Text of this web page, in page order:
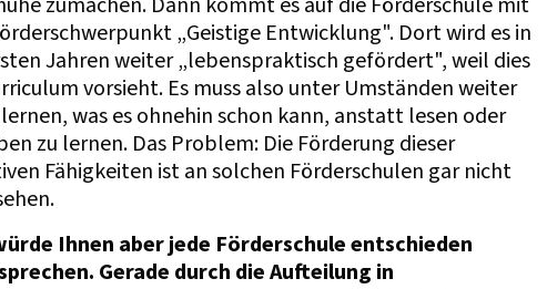
„Geistige Entwicklung". Dort wird es in
Jahren weiter „lebenspraktisch gefördert", weil dies
vorsieht. Es muss also unter Umständen weiter
was es ohnehin schon kann, anstatt lesen oder
zu lernen. Das Problem: Die Förderung dieser
Fähigkeiten ist an solchen Förderschulen gar nicht
Ihnen aber jede Förderschule entschieden
Gerade durch die Aufteilung in